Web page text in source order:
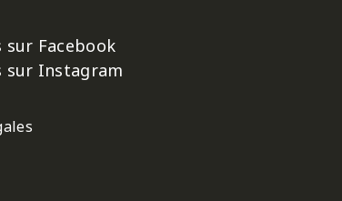
sur Facebook
sur Instagram